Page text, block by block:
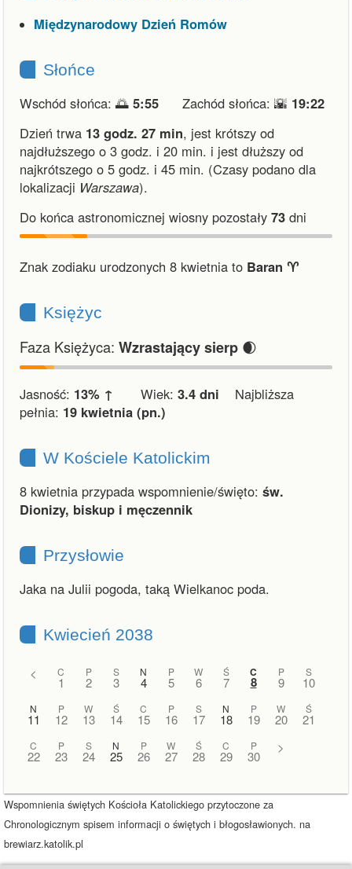
Międzynarodowy Dzień Romów
Słońce
Wschód słońca: 🌅 5:55 Zachód słońca: 🌇 19:22
Dzień trwa 13 godz. 27 min, jest krótszy od
najdłuższego o 3 godz. i 20 min. i jest dłuższy od
najkrótszego o 5 godz. i 45 min. (Czasy podano dla
lokalizacji Warszawa).
Do końca astronomicznej wiosny pozostały 73 dni
Znak zodiaku urodzonych 8 kwietnia to Baran ♈︎
Księżyc
Faza Księżyca: Wzrastający sierp 🌒
Jasność: 13% ↑ Wiek: 3.4 dni Najbliższa
pełnia: 19 kwietnia (pn.)
W Kościele Katolickim
8 kwietnia przypada wspomnienie/święto: św.
Dionizy, biskup i męczennik
Przysłowie
Jaka na Julii pogoda, taką Wielkanoc poda.
Kwiecień 2038
< C
1
P
2
S
3
N
4
P
5
W
6
Ś
7
C
8
P
9
S
10
N
11
P
12
W
13
Ś
14
C
15
P
16
S
17
N
18
P
19
W
20
Ś
21
C
22
P
23
S
24
N
25
P
26
W
27
Ś
28
C
29
P
30
>
Wspomnienia świętych Kościoła Katolickiego przytoczone za
Chronologicznym spisem informacji o świętych i błogosławionych. na
brewiarz.katolik.pl